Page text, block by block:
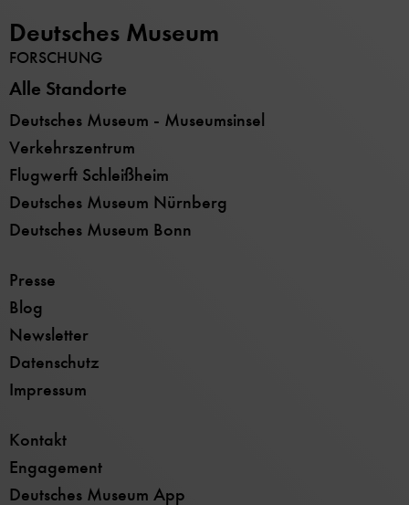
Deutsches Museum
FORSCHUNG
Alle Standorte
Deutsches Museum - Museumsinsel
Verkehrszentrum
Flugwerft Schleißheim
Deutsches Museum Nürnberg
Deutsches Museum Bonn
Presse
Blog
Newsletter
Datenschutz
Impressum
Kontakt
Engagement
Deutsches Museum App